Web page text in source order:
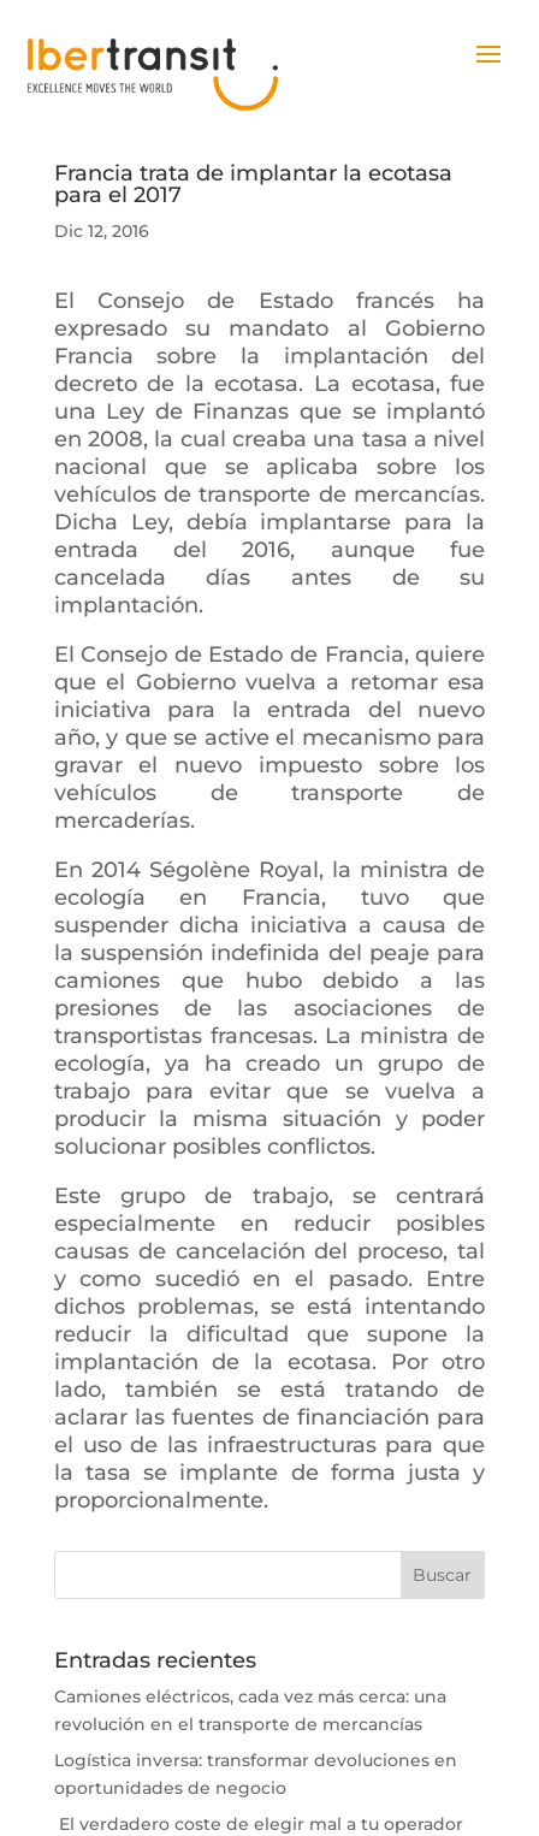
Francia trata de implantar la ecotasa
para el 2017
Dic 12, 2016
El Consejo de Estado francés ha
expresado su mandato al Gobierno
Francia sobre la implantación del
decreto de la ecotasa. La ecotasa, fue
una Ley de Finanzas que se implantó
en 2008, la cual creaba una tasa a nivel
nacional que se aplicaba sobre los
vehículos de transporte de mercancías.
Dicha Ley, debía implantarse para la
entrada del 2016, aunque fue
cancelada días antes de su
implantación.
El Consejo de Estado de Francia, quiere
que el Gobierno vuelva a retomar esa
iniciativa para la entrada del nuevo
año, y que se active el mecanismo para
gravar el nuevo impuesto sobre los
vehículos de transporte de
mercaderías.
En 2014 Ségolène Royal, la ministra de
ecología en Francia, tuvo que
suspender dicha iniciativa a causa de
la suspensión indefinida del peaje para
camiones que hubo debido a las
presiones de las asociaciones de
transportistas francesas. La ministra de
ecología, ya ha creado un grupo de
trabajo para evitar que se vuelva a
producir la misma situación y poder
solucionar posibles conflictos.
Este grupo de trabajo, se centrará
especialmente en reducir posibles
causas de cancelación del proceso, tal
y como sucedió en el pasado. Entre
dichos problemas, se está intentando
reducir la dificultad que supone la
implantación de la ecotasa. Por otro
lado, también se está tratando de
aclarar las fuentes de financiación para
el uso de las infraestructuras para que
la tasa se implante de forma justa y
proporcionalmente.
Entradas recientes
Camiones eléctricos, cada vez más cerca: una
revolución en el transporte de mercancías
Logística inversa: transformar devoluciones en
oportunidades de negocio
El verdadero coste de elegir mal a tu operador